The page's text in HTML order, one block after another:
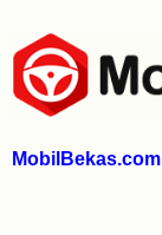
MobilBekas.com